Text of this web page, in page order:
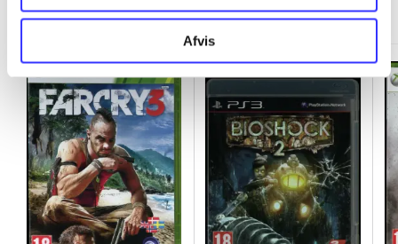
Afvis